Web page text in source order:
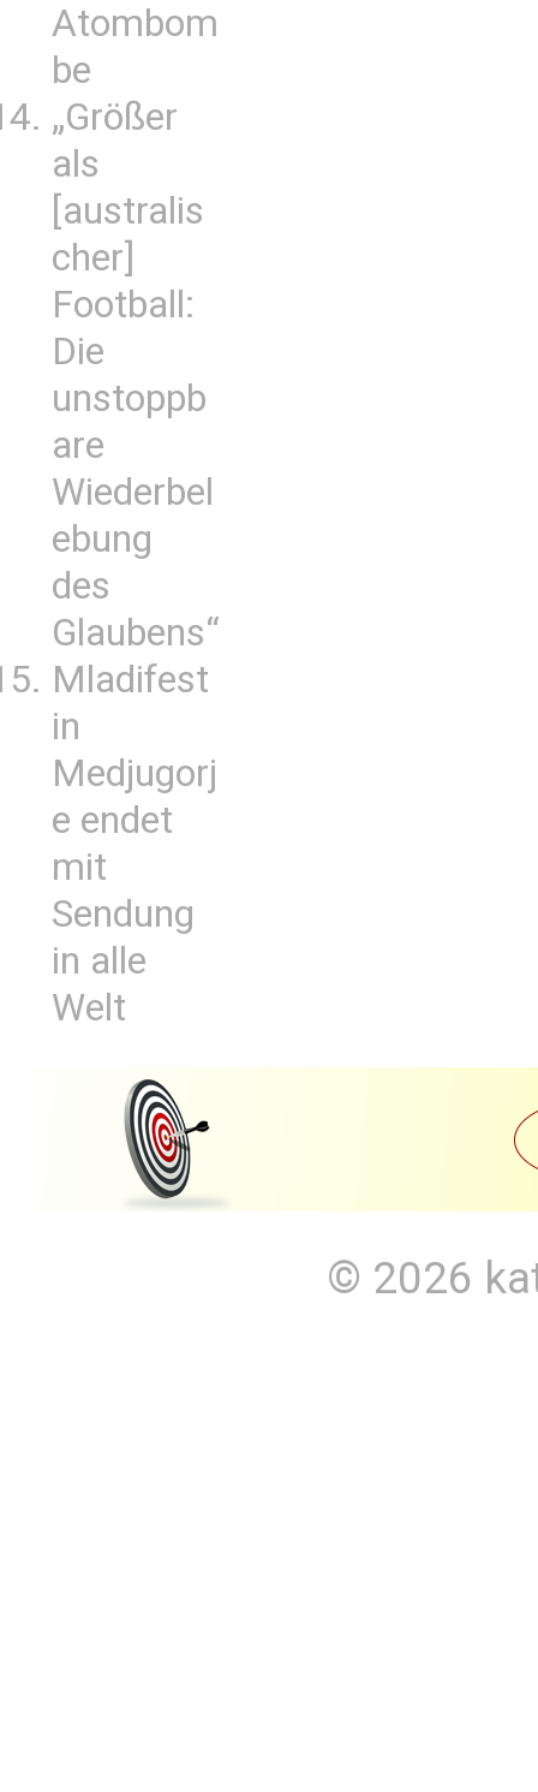
Atombom
be
„Größer
als
[australis
cher]
Football:
Die
unstoppb
are
Wiederbel
ebung
des
Glaubens“
Mladifest
in
Medjugorj
e endet
mit
Sendung
in alle
Welt
© 2026